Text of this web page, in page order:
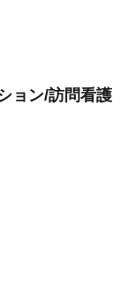
ョン/訪問看護